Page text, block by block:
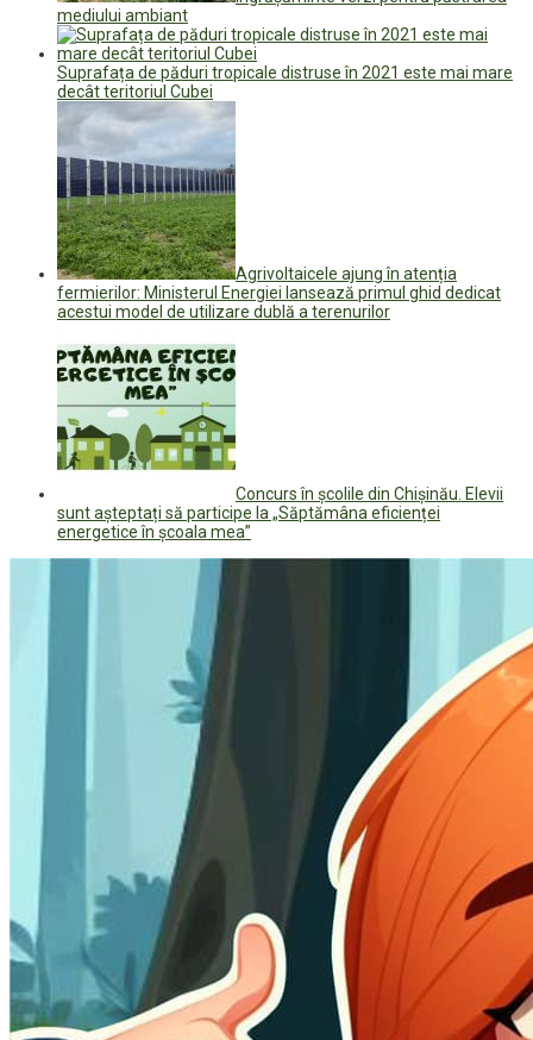
mediului ambiant
Suprafața de păduri tropicale distruse în 2021 este mai mare
decât teritoriul Cubei
Agrivoltaicele ajung în atenția
fermierilor: Ministerul Energiei lansează primul ghid dedicat
acestui model de utilizare dublă a terenurilor
Concurs în școlile din Chișinău. Elevii
sunt așteptați să participe la „Săptămâna eficienței
energetice în școala mea”